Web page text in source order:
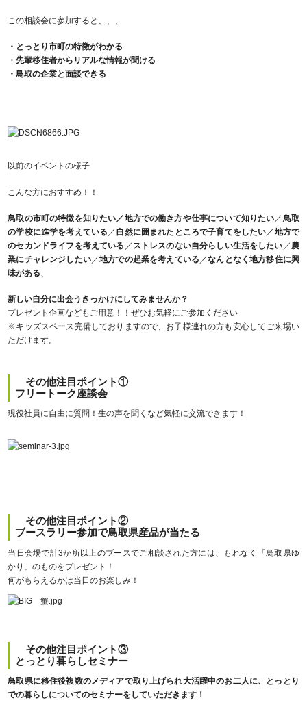
この相談会に参加すると、、、
・とっとり市町の特徴がわかる
・先輩移住者からリアルな情報が聞ける
・鳥取の企業と面談できる
以前のイベントの様子
こんな方におすすめ！！
鳥取の市町の特徴を知りたい／地方での働き方や仕事について知りたい ／ 鳥取
の学校に進学を考えている ／ 自然に囲まれたところで子育てをしたい ／ 地方で
のセカンドライフを考えている ／ ストレスのない自分らしい生活をしたい ／ 農
業にチャレンジしたい／地方での起業を考えている ／なんとなく地方移住に興
味がある
新しい自分に出会うきっかけにしてみませんか？
プレゼント企画などもご用意！！ぜひお気軽にご参加ください
※キッズスペース完備しておりますので、お子様連れの方も安心してご来場い
ただけます。
その他注目ポイント①
フリートーク座談会
現役社員に自由に質問！生の声を聞くなど気軽に交流できます！
その他注目ポイント②
ブースラリー参加で鳥取県産品が当たる
当日会場で計3か所以上のブースでご相談された方には、もれなく「鳥取県ゆ
かり」のものをプレゼント！
何がもらえるかは当日のお楽しみ！
その他注目ポイント③
とっとり暮らしセミナー
鳥取県に移住後複数のメディアで取り上げられ大活躍中のお二人に、とっとり
での暮らしについてのセミナーをしていただきます！